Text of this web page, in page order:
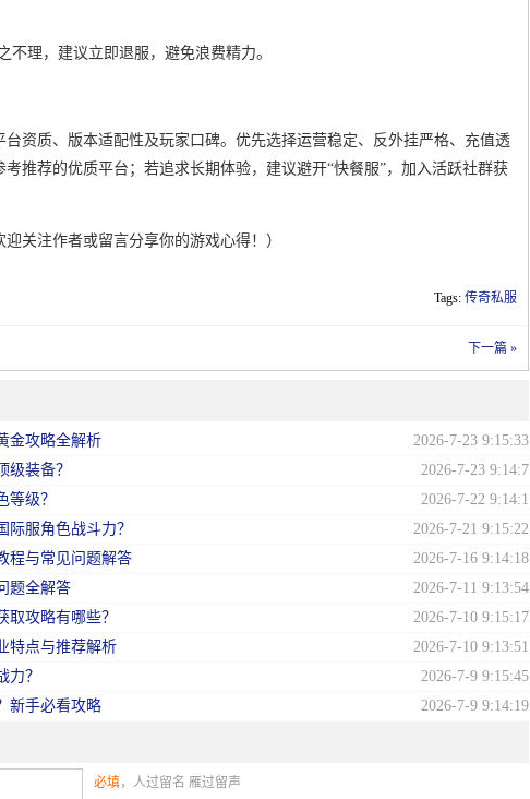
理，建议立即退服，避免浪费精力。
资质、版本适配性及玩家口碑。优先选择运营稳定、反外挂严格、充值透
推荐的优质平台；若追求长期体验，建议避开“快餐服”，加入活跃社群获
关注作者或留言分享你的游戏心得！）
Tags: 传奇私服
下一篇 »
金攻略全解析
2026-7-23 9:15:33
级装备？
2026-7-23 9:14:7
等级？
2026-7-22 9:14:1
服角色战斗力？
2026-7-21 9:15:22
程与常见问题解答
2026-7-16 9:14:18
题全解答
2026-7-11 9:13:54
攻略有哪些？
2026-7-10 9:15:17
特点与推荐解析
2026-7-10 9:13:51
力？
2026-7-9 9:15:45
新手必看攻略
2026-7-9 9:14:19
必填，人过留名 雁过留声